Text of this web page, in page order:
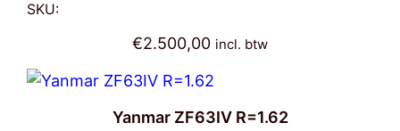
SKU:
€2.500,00 incl. btw
Yanmar ZF63IV R=1.62